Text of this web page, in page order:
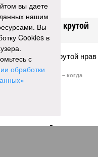
свой крутой
свой крутой нрав – когда
АР-ТАСС)
с нами. Ведь пока
вы даете
нашим
Вы
Cookies в
с
обработки